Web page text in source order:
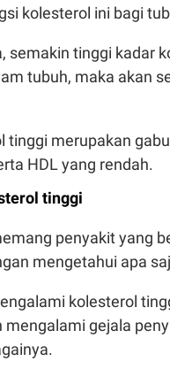
kolesterol ini bagi
semakin tinggi kadar
tubuh, maka akan
tinggi merupakan
HDL yang rendah.
tinggi
penyakit yang
mengetahui apa
kolesterol
gejala